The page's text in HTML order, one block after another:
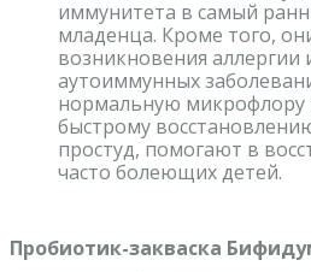
иммунитета в самый
младенца. Кроме того,
возникновения аллергии
аутоиммунных
нормальную микрофлору
быстрому
простуд, помогают в
часто болеющих детей.
Пробиотик-закваска